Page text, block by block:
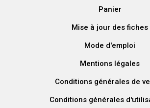
Panier
Mise à jour des fiches
Mode d'emploi
Mentions légales
Conditions générales de
Conditions générales